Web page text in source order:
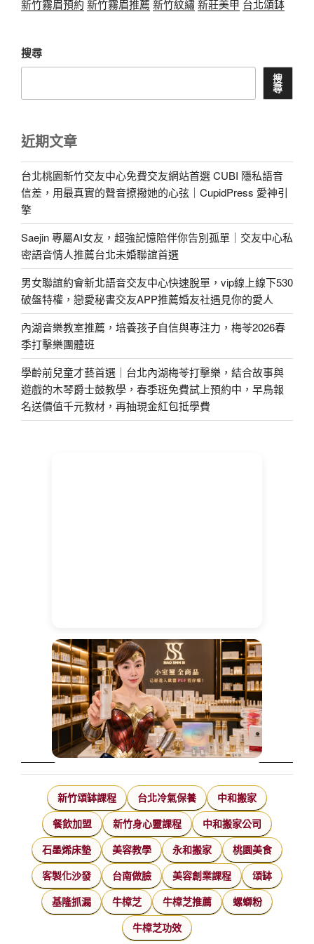
新竹霧眉預約 新竹霧眉推薦 新竹紋繡新莊美甲 台北頌缽
搜尋
搜
尋
近期文章
台北桃園新竹交友中心免費交友網站首選 CUBI 隱私語音
信差，用最真實的聲音撩撥她的心弦｜CupidPress 愛神引
擎
Saejin 專屬AI女友，超強記憶陪伴你告別孤單｜交友中心私
密語音情人推薦台北未婚聯誼首選
男女聯誼約會新北語音交友中心快速脫單，vip線上線下530
破盤特權，戀愛秘書交友APP推薦婚友社遇見你的愛人
內湖音樂教室推薦，培養孩子自信與專注力，梅苓2026春
季打擊樂團體班
學齡前兒童才藝首選｜台北內湖梅苓打擊樂，結合故事與
遊戲的木琴爵士鼓教學，春季班免費試上預約中，早鳥報
名送價值千元教材，再抽現金紅包抵學費
新竹頌缽課程 台北冷氣保養 中和搬家
餐飲加盟 新竹身心靈課程 中和搬家公司
石墨烯床墊 美容教學 永和搬家 桃園美食
客製化沙發 台南做臉 美容創業課程 頌缽
基隆抓漏 牛樟芝 牛樟芝推薦 螺螄粉
牛樟芝功效